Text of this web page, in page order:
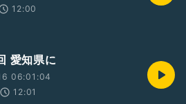
12:00
愛知県に
06:01:04
12:01